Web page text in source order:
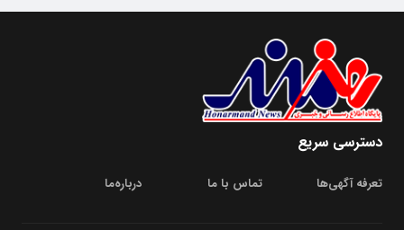
دسترسی سریع
تعرفه آگهی‌ها تماس با ما درباره‌‌ما